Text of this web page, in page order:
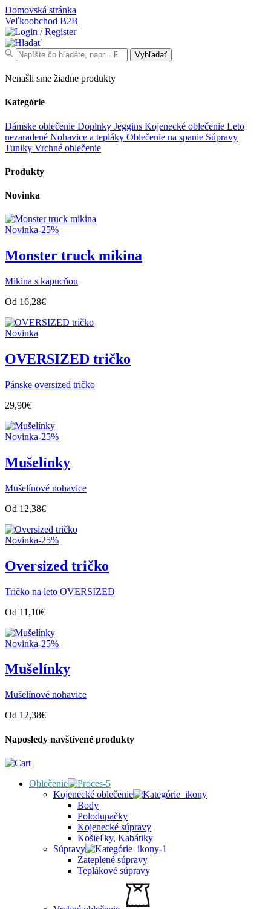
Domovská stránka
Veľkoobchod B2B
Search
for:
Vyhľadať
Nenašli sme žiadne produkty
Kategórie
Dámske oblečenie Doplnky Jeggins Kojenecké oblečenie Leto
nezaradené Nohavice a tepláky Oblečenie na spanie Súpravy
Tuniky Vrchné oblečenie
Produkty
Novinka
Novinka-25%
Monster truck mikina
Mikina s kapucňou
Od 16,28€
Novinka
OVERSIZED tričko
Pánske oversized tričko
29,90€
Novinka-25%
Mušelínky
Mušelínové nohavice
Od 12,38€
Novinka-25%
Oversized tričko
Tričko na leto OVERSIZED
Od 11,10€
Novinka-25%
Mušelínky
Mušelínové nohavice
Od 12,38€
Naposledy navštívené produkty
Oblečenie
Kojenecké oblečenie
Body
Polodupačky
Kojenecké súpravy
Košieľky, Kabátiky
Súpravy
Zateplené súpravy
Teplákové súpravy